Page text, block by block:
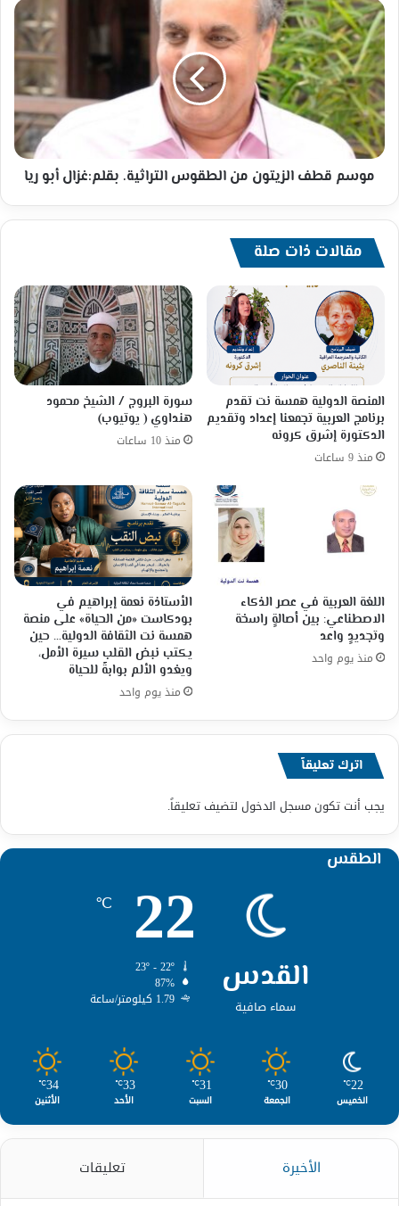
موسم
قطف
الزيتون
من
الطقوس
التراثية.
بقلم:غزال
أبو
ريا
موسم قطف الزيتون من الطقوس التراثية. بقلم:غزال أبو ريا
مقالات ذات صلة
المنصة الدولية همسة نت تقدم
برنامج العربية تجمعنا إعداد وتقديم
الدكتورة إشرق كرونه
منذ 9 ساعات
سورة البروج / الشيخ محمود
هنداوي ( يوتيوب)
منذ 10 ساعات
اللغة العربية في عصر الذكاء
الاصطناعي: بين أصالةٍ راسخة
وتجديدٍ واعد
منذ يوم واحد
الأستاذة نعمة إبراهيم في
بودكاست «من الحياة» على منصة
همسة نت الثقافة الدولية… حين
يكتب نبض القلب سيرة الأمل،
ويغدو الألم بوابةً للحياة
منذ يوم واحد
اترك تعليقاً
يجب أنت تكونمسجل الدخول لتضيف تعليقاً.
الطقس
القدس
سماء صافية
22
℃
87%
1.79 كيلومتر/ساعة
22
℃
الخميس
30
℃
الجمعة
31
℃
السبت
33
℃
الأحد
34
℃
الأثنين
الأخيرة تعليقات